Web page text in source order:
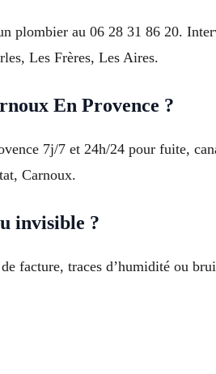
plombier au 06 28 31 86 20.
Les Frères, Les Aires.
En Provence ?
7j/7 et 24h/24 pour fuite,
Carnoux.
invisible ?
facture, traces d’humidité ou